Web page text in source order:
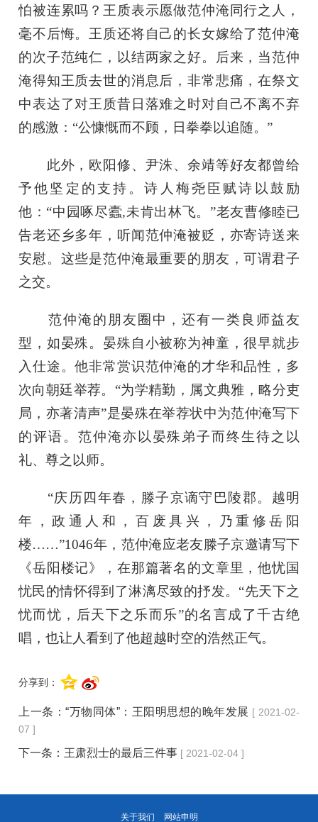
怕被连累吗？王质表示愿做范仲淹同行之人，
毫不后悔。王质还将自己的长女嫁给了范仲淹
的次子范纯仁，以结两家之好。后来，当范仲
淹得知王质去世的消息后，非常悲痛，在祭文
中表达了对王质昔日落难之时对自己不离不弃
的感激：“公慷慨而不顾，日拳拳以追随。”
此外，欧阳修、尹洙、余靖等好友都曾给
予他坚定的支持。诗人梅尧臣赋诗以鼓励
他：“中园啄尽蠹,未肯出林飞。”老友曹修睦已
告老还乡多年，听闻范仲淹被贬，亦寄诗送来
安慰。这些是范仲淹最重要的朋友，可谓君子
之交。
范仲淹的朋友圈中，还有一类良师益友
型，如晏殊。晏殊自小被称为神童，很早就步
入仕途。他非常赏识范仲淹的才华和品性，多
次向朝廷举荐。“为学精勤，属文典雅，略分吏
局，亦著清声”是晏殊在举荐状中为范仲淹写下
的评语。范仲淹亦以晏殊弟子而终生待之以
礼、尊之以师。
“庆历四年春，滕子京谪守巴陵郡。越明
年，政通人和，百废具兴，乃重修岳阳
楼……”1046年，范仲淹应老友滕子京邀请写下
《岳阳楼记》，在那篇著名的文章里，他忧国
忧民的情怀得到了淋漓尽致的抒发。“先天下之
忧而忧，后天下之乐而乐”的名言成了千古绝
唱，也让人看到了他超越时空的浩然正气。
分享到：
上一条：“万物同体”：王阳明思想的晚年发展 [ 2021-02-
07 ]
下一条： 王肃烈士的最后三件事 [ 2021-02-04 ]
关于我们 网站申明